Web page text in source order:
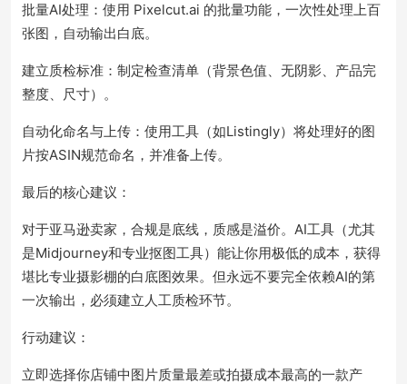
批量AI处理：使用 Pixelcut.ai 的批量功能，一次性处理上百
张图，自动输出白底。
建立质检标准：制定检查清单（背景色值、无阴影、产品完
整度、尺寸）。
自动化命名与上传：使用工具（如Listingly）将处理好的图
片按ASIN规范命名，并准备上传。
最后的核心建议：
对于亚马逊卖家，合规是底线，质感是溢价。AI工具（尤其
是Midjourney和专业抠图工具）能让你用极低的成本，获得
堪比专业摄影棚的白底图效果。但永远不要完全依赖AI的第
一次输出，必须建立人工质检环节。
行动建议：
立即选择你店铺中图片质量最差或拍摄成本最高的一款产